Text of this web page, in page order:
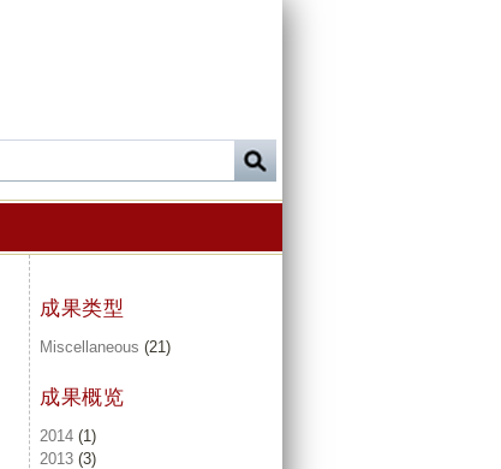
成果类型
Miscellaneous (21)
成果概览
2014 (1)
2013 (3)